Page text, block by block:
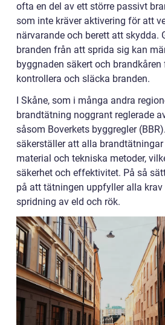
ofta en del av ett större passivt
som inte kräver aktivering för att
närvarande och berett att skydda.
branden från att sprida sig kan
byggnaden säkert och
kontrollera och släcka branden.
I Skåne, som i många andra
brandtätning noggrant reglerade
såsom Boverkets byggregler
säkerställer att alla
material och tekniska metoder,
säkerhet och effektivitet. På så
på att tätningen uppfyller alla
spridning av eld och rök.